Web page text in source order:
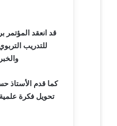
قد انعقد
للتدريب
كما قدم الأستاذ
تحويل فكرة